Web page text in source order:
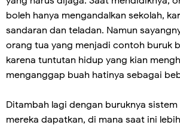
boleh hanya mengandalkan sekolah,
sandaran dan teladan. Namun
orang tua yang menjadi contoh buruk
karena tuntutan hidup yang kian
menganggap buah hatinya sebagai
Ditambah lagi dengan buruknya
mereka dapatkan, di mana saat ini